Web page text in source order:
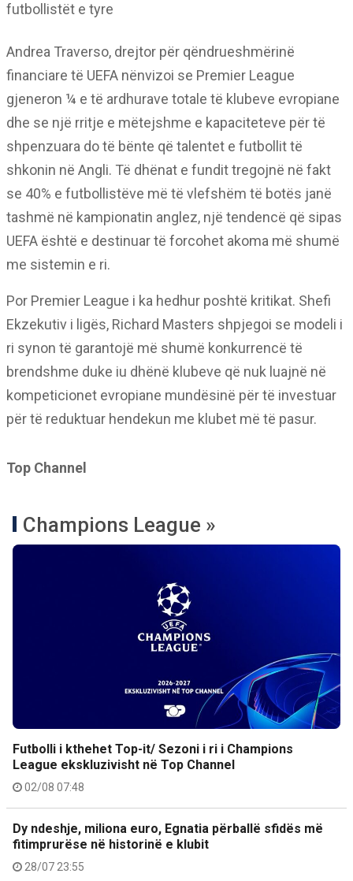
futbollistët e tyre
Andrea Traverso, drejtor për qëndrueshmërinë
financiare të UEFA nënvizoi se Premier League
gjeneron ¼ e të ardhurave totale të klubeve evropiane
dhe se një rritje e mëtejshme e kapaciteteve për të
shpenzuara do të bënte që talentet e futbollit të
shkonin në Angli. Të dhënat e fundit tregojnë në fakt
se 40% e futbollistëve më të vlefshëm të botës janë
tashmë në kampionatin anglez, një tendencë që sipas
UEFA është e destinuar të forcohet akoma më shumë
me sistemin e ri.
Por Premier League i ka hedhur poshtë kritikat. Shefi
Ekzekutiv i ligës, Richard Masters shpjegoi se modeli i
ri synon të garantojë më shumë konkurrencë të
brendshme duke iu dhënë klubeve që nuk luajnë në
kompeticionet evropiane mundësinë për të investuar
për të reduktuar hendekun me klubet më të pasur.
Top Channel
Champions League »
Futbolli i kthehet Top-it/ Sezoni i ri i Champions
League ekskluzivisht në Top Channel
02/08 07:48
Dy ndeshje, miliona euro, Egnatia përballë sfidës më
fitimprurëse në historinë e klubit
28/07 23:55